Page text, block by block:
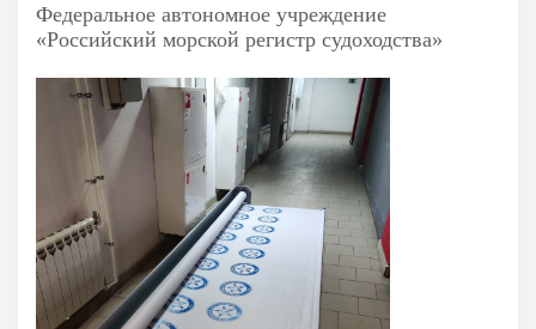
Федеральное автономное учреждение
«Российский морской регистр судоходства»